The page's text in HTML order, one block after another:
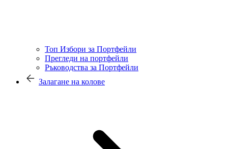
Топ Избори за Портфейли
Прегледи на портфейли
Ръководства за Портфейли
Залагане на колове